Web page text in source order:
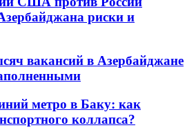
риски и
вакансий в Азербайджане
метро в Баку: как
коллапса?